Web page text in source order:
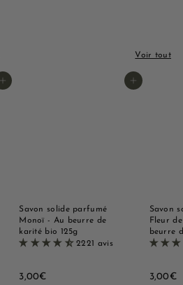
Voir tout
Ajouter au panier Ajouter au panier
Savon solide parfumé
Monoï - Au beurre de
karité bio 125g
2221 avis
3,00€3
Savon
Fleur
beurre
3,00€3